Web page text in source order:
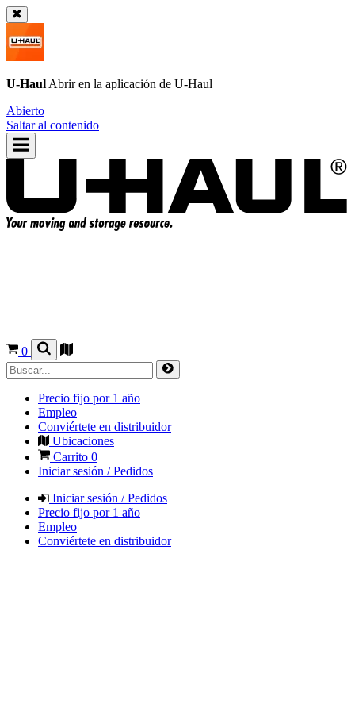
U-Haul Abrir en la aplicación de U-Haul
Abierto
Saltar al contenido
0
Precio fijo por 1 año
Empleo
Conviértete en distribuidor
Ubicaciones
Carrito 0
Iniciar sesión / Pedidos
Iniciar sesión / Pedidos
Precio fijo por 1 año
Empleo
Conviértete en distribuidor